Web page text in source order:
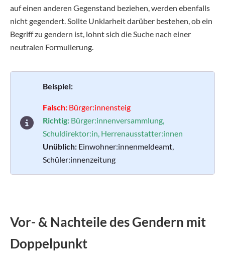
auf einen anderen Gegenstand beziehen, werden ebenfalls
nicht gegendert. Sollte Unklarheit darüber bestehen, ob ein
Begriff zu gendern ist, lohnt sich die Suche nach einer
neutralen Formulierung.
Beispiel:
Falsch: Bürger:innensteig
Richtig: Bürger:innenversammlung,
Schuldirektor:in, Herrenausstatter:innen
Unüblich: Einwohner:innenmeldeamt,
Schüler:innenzeitung
Vor- & Nachteile des Gendern mit
Doppelpunkt